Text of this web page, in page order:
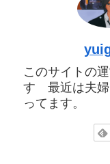
このサイトの
す 最近は夫婦
ってます。